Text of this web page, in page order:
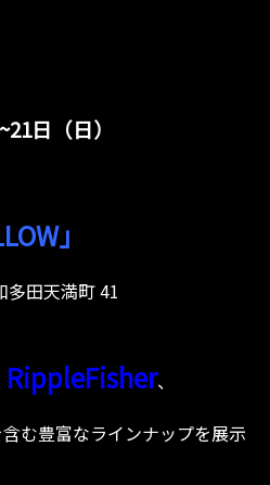
日（日）
」
多田天満町 41
RippleFisher、
む豊富なラインナップを展示